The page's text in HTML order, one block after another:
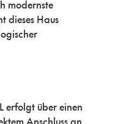
modernste
dieses Haus
erfolgt über einen